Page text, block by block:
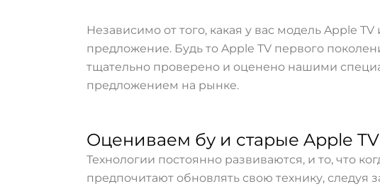
Независимо от того, какая у вас модель Apple
предложение. Будь то Apple TV первого
тщательно проверено и оценено нашими
предложением на рынке.
Оцениваем бу и старые Apple TV
Технологии постоянно развиваются, и то, что
предпочитают обновлять свою технику,